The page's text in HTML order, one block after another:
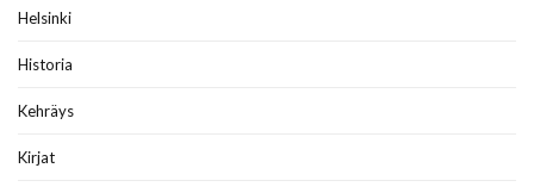
Helsinki
Historia
Kehräys
Kirjat